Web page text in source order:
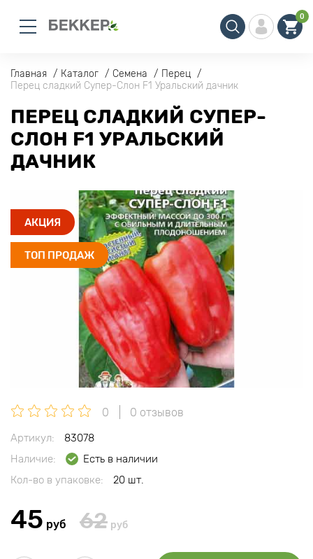
0
Главная Каталог Семена
Перец
Перец сладкий Супер-Слон F1 Уральский дачник
ПЕРЕЦ СЛАДКИЙ СУПЕР-
СЛОН F1 УРАЛЬСКИЙ
ДАЧНИК
АКЦИЯ
ТОП ПРОДАЖ
0 0 отзывов
Артикул:
83078
Наличие:
Есть в наличии
Кол-во в упаковке:
20 шт.
45 руб 62 руб